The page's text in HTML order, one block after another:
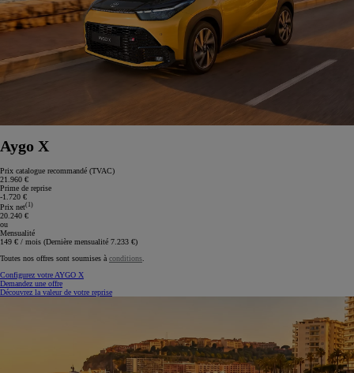
Aygo X
Prix catalogue recommandé (TVAC)
21.960 €
Prime de reprise
-1.720 €
Prix net(1)
20.240 €
ou
Mensualité
149 € / mois (Dernière mensualité 7.233 €)
Toutes nos offres sont soumises à conditions
Configurez votre AYGO X
Demandez une offre
Découvrez la valeur de votre reprise